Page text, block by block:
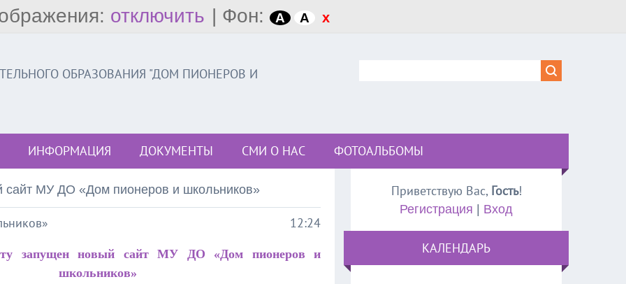
отключить | Фон: A A x
ОБРАЗОВАНИЯ "ДОМ ПИОНЕРОВ И
ИНФОРМАЦИЯ ДОКУМЕНТЫ СМИ О НАС ФОТОАЛЬБОМЫ
сайт МУ ДО «Дом пионеров и школьников»
12:24
запущен новый сайт МУ ДО «Дом пионеров и
школьников»
Приветствую Вас, Гость!
Регистрация Вход
КАЛЕНДАРЬ